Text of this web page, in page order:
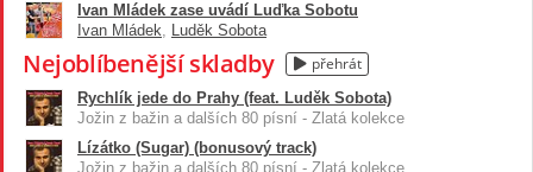
Ivan Mládek zase uvádí Luďka Sobotu
Ivan Mládek, Luděk Sobota
Nejoblíbenější skladby přehrát
Rychlík jede do Prahy (feat. Luděk Sobota)
Jožin z bažin a dalších 80 písní - Zlatá kolekce
Lízátko (Sugar) (bonusový track)
Jožin z bažin a dalších 80 písní - Zlatá kolekce